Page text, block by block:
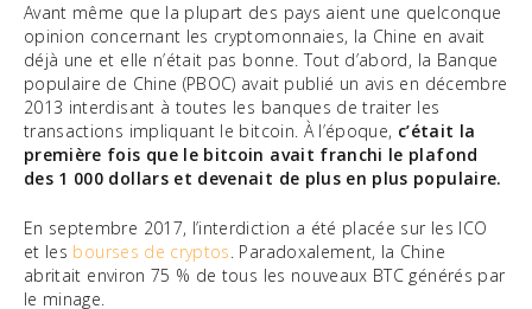
Avant même que la plupart des pays aient une quelconque
opinion concernant les cryptomonnaies, la Chine en avait
déjà une et elle n’était pas bonne. Tout d’abord, la Banque
populaire de Chine (PBOC) avait publié un avis en décembre
2013 interdisant à toutes les banques de traiter les
transactions impliquant le bitcoin. À l’époque, c’était la
première fois que le bitcoin avait franchi le plafond
des 1 000 dollars et devenait de plus en plus populaire.
En septembre 2017, l’interdiction a été placée sur les ICO
et les bourses de cryptos. Paradoxalement, la Chine
abritait environ 75 % de tous les nouveaux BTC générés par
le minage.